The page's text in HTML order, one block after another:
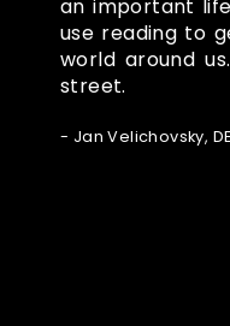
an important
use reading to
world around
street.
- Jan Velichovsky,